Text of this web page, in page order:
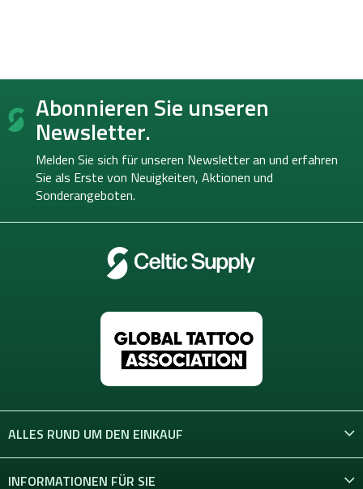
F
ß Abonnieren Sie unseren
Newsletter.
Melden Sie sich für unseren Newsletter an und erfahren
Sie als Erste von Neuigkeiten, Aktionen und
Sonderangeboten.
ALLES RUND UM DEN EINKAUF
INFORMATIONEN FÜR SIE